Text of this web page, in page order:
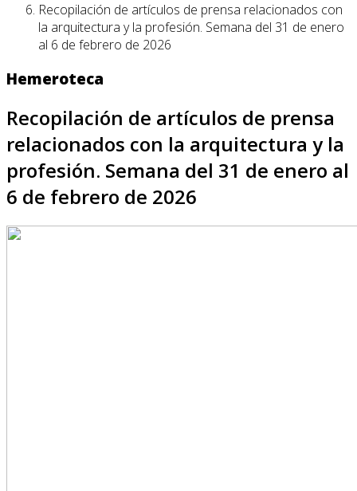
Recopilación de artículos de prensa relacionados con
la arquitectura y la profesión. Semana del 31 de enero
al 6 de febrero de 2026
Hemeroteca
Recopilación de artículos de prensa
relacionados con la arquitectura y la
profesión. Semana del 31 de enero al
6 de febrero de 2026